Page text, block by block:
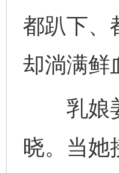
都趴下、
却淌满鲜
乳娘姜
晓。当她